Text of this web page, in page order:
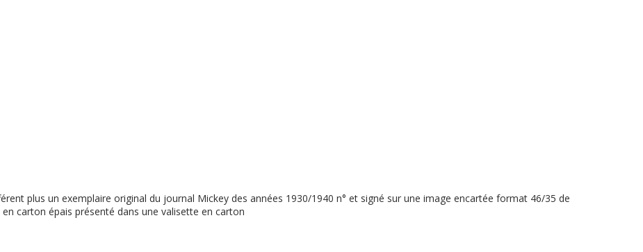
plus un exemplaire original du journal Mickey des années 1930/1940 n° et signé sur une image encartée format 46/35 de
carton épais présenté dans une valisette en carton